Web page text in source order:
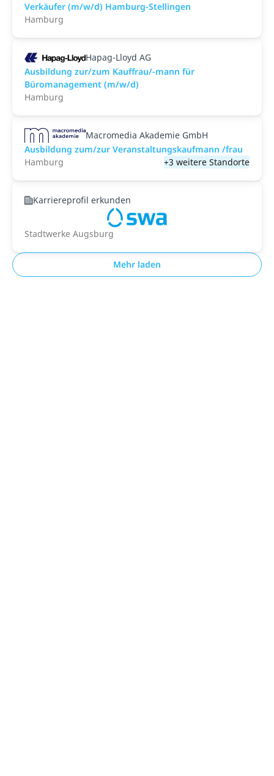
Verkäufer (m/w/d) Hamburg-Stellingen
Hamburg
Hapag-Lloyd AG
Ausbildung zur/zum Kauffrau/-mann für
Büromanagement (m/w/d)
Hamburg
Macromedia Akademie GmbH
Ausbildung zum/zur Veranstaltungs­kaufmann /frau
Hamburg
+3 weitere Standorte
Karriereprofil erkunden
Stadtwerke Augsburg
Mehr laden